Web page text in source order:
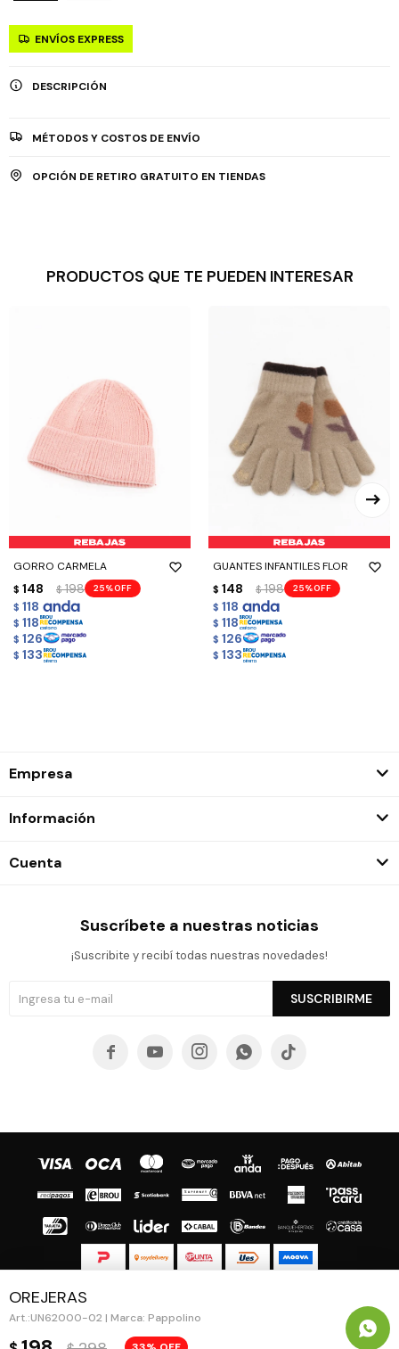
OREJERAS
UN62000-02 | Marca: Pappolino
ENVÍOS EXPRESS
DESCRIPCIÓN
MÉTODOS Y COSTOS DE ENVÍO
OPCIÓN DE RETIRO GRATUITO EN TIENDAS
PRODUCTOS QUE TE PUEDEN INTERESAR
GORRO CARMELA
$ 148 $ 198 25
$ 118
$ 118
$ 126
$ 133
GUANTES INFANTILES FLOR
$ 148 $ 198 25
$ 118
$ 118
$ 126
$ 133
Empresa
Información
Cuenta
Suscríbete a nuestras noticias
¡Suscribite y recibí todas nuestras novedades!
SUSCRIBIRME
    
© Copyright 2026 / Guapa - Paprika